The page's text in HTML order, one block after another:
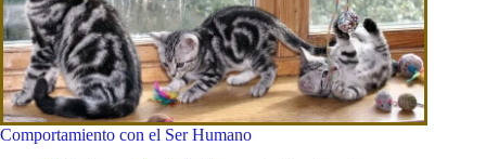
Comportamiento con el Ser Humano